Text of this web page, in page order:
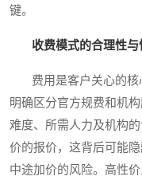
键。
收费模式的合理性与
费用是客户关心的核
明确区分官方规费和机
难度、所需人力及机构
价的报价，这背后可能
中途加价的风险。高性